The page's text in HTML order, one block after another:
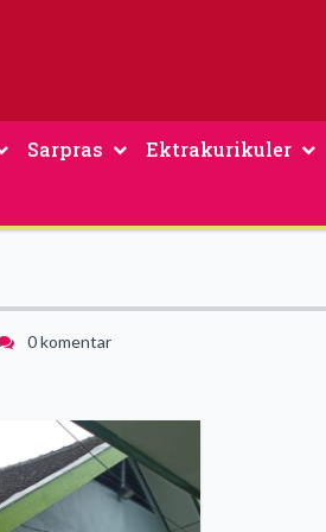
Sarpras Ektrakurikuler
0 komentar